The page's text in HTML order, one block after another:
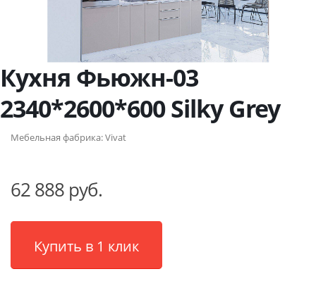
Кухня Фьюжн-03
2340*2600*600 Silky Grey
Мебельная фабрика:Vivat
62 888 руб.
Купить в 1 клик